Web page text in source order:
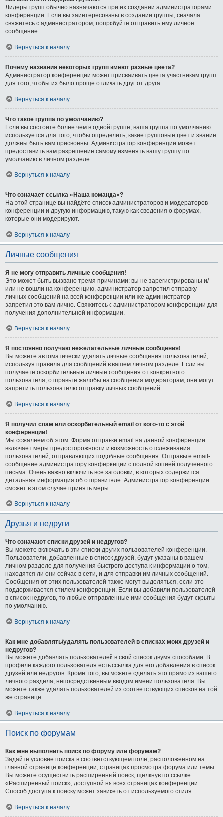
Лидеры групп обычно назначаются при их создании администраторами
конференции. Если вы заинтересованы в создании группы, сначала
свяжитесь с администратором; попробуйте отправить ему личное
сообщение.
Вернуться к началу
Почему названия некоторых групп имеют разные цвета?
Администратор конференции может присваивать цвета участникам групп
для того, чтобы их было проще отличать друг от друга.
Вернуться к началу
Что такое группа по умолчанию?
Если вы состоите более чем в одной группе, ваша группа по умолчанию
используется для того, чтобы определить, какие групповые цвет и звание
должны быть вам присвоены. Администратор конференции может
предоставить вам разрешение самому изменять вашу группу по
умолчанию в личном разделе.
Вернуться к началу
Что означает ссылка «Наша команда»?
На этой странице вы найдёте список администраторов и модераторов
конференции и другую информацию, такую как сведения о форумах,
которые они модерируют.
Вернуться к началу
Личные сообщения
Я не могу отправить личные сообщения!
Это может быть вызвано тремя причинами: вы не зарегистрированы и/
или не вошли на конференцию, администратор запретил отправку
личных сообщений на всей конференции или же администратор
запретил это вам лично. Свяжитесь с администратором конференции для
получения дополнительной информации.
Вернуться к началу
Я постоянно получаю нежелательные личные сообщения!
Вы можете автоматически удалять личные сообщения пользователей,
используя правила для сообщений в вашем личном разделе. Если вы
получаете оскорбительные личные сообщения от конкретного
пользователя, отправьте жалобы на сообщения модераторам; они могут
запретить пользователю отправку личных сообщений.
Вернуться к началу
Я получил спам или оскорбительный email от кого-то с этой
конференции!
Мы сожалеем об этом. Форма отправки email на данной конференции
включает меры предосторожности и возможность отслеживания
пользователей, отправляющих подобные сообщения. Отправьте email-
сообщение администратору конференции с полной копией полученного
письма. Очень важно включить все заголовки, в которых содержится
детальная информация об отправителе. Администратор конференции
сможет в этом случае принять меры.
Вернуться к началу
Друзья и недруги
Что означают списки друзей и недругов?
Вы можете включать в эти списки других пользователей конференции.
Пользователи, добавленные в список друзей, будут указаны в вашем
личном разделе для получения быстрого доступа к информации о том,
находятся ли они сейчас в сети, и для отправки им личных сообщений.
Сообщения от этих пользователей также могут выделяться, если это
поддерживается стилем конференции. Если вы добавили пользователей
в список недругов, то любые отправленные ими сообщения будут скрыты
по умолчанию.
Вернуться к началу
Как мне добавлять/удалять пользователей в списках моих друзей и
недругов?
Вы можете добавлять пользователей в свой список двумя способами. В
профиле каждого пользователя есть ссылка для его добавления в список
друзей или недругов. Кроме того, вы можете сделать это прямо из вашего
личного раздела, непосредственным вводом имени пользователя. Вы
можете также удалять пользователей из соответствующих списков на той
же странице.
Вернуться к началу
Поиск по форумам
Как мне выполнить поиск по форуму или форумам?
Задайте условие поиска в соответствующем поле, расположенном на
главной странице конференции, страницах просмотра форума или темы.
Вы можете осуществить расширенный поиск, щёлкнув по ссылке
«Расширенный поиск», доступной на всех страницах конференции.
Способ доступа к поиску может зависеть от используемого стиля.
Вернуться к началу